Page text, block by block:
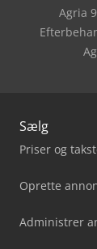
Mbo Z6
Xerox
Agria
Sælg
Priser og
Oprette
Administrer